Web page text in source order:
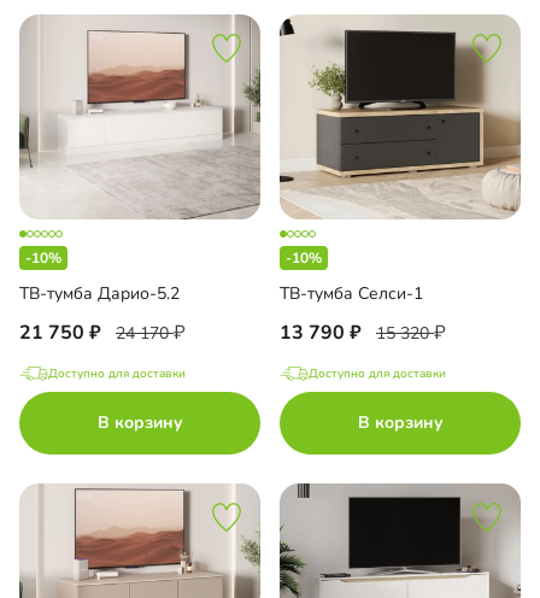
-10%
ТВ-тумба Дарио-5.2
21 750 24 170
Доступно для доставки
В корзину
-10%
ТВ-тумба Селси-1
13 790 15 320
Доступно для доставки
В корзину